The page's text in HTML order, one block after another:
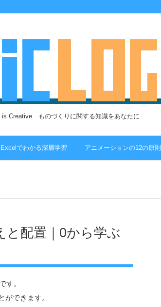
is Creative ものづくりに関する知識をあなたに
Excelでわかる深層学習 アニメーションの12の原則
と配置｜0から学ぶ
す。
できます。